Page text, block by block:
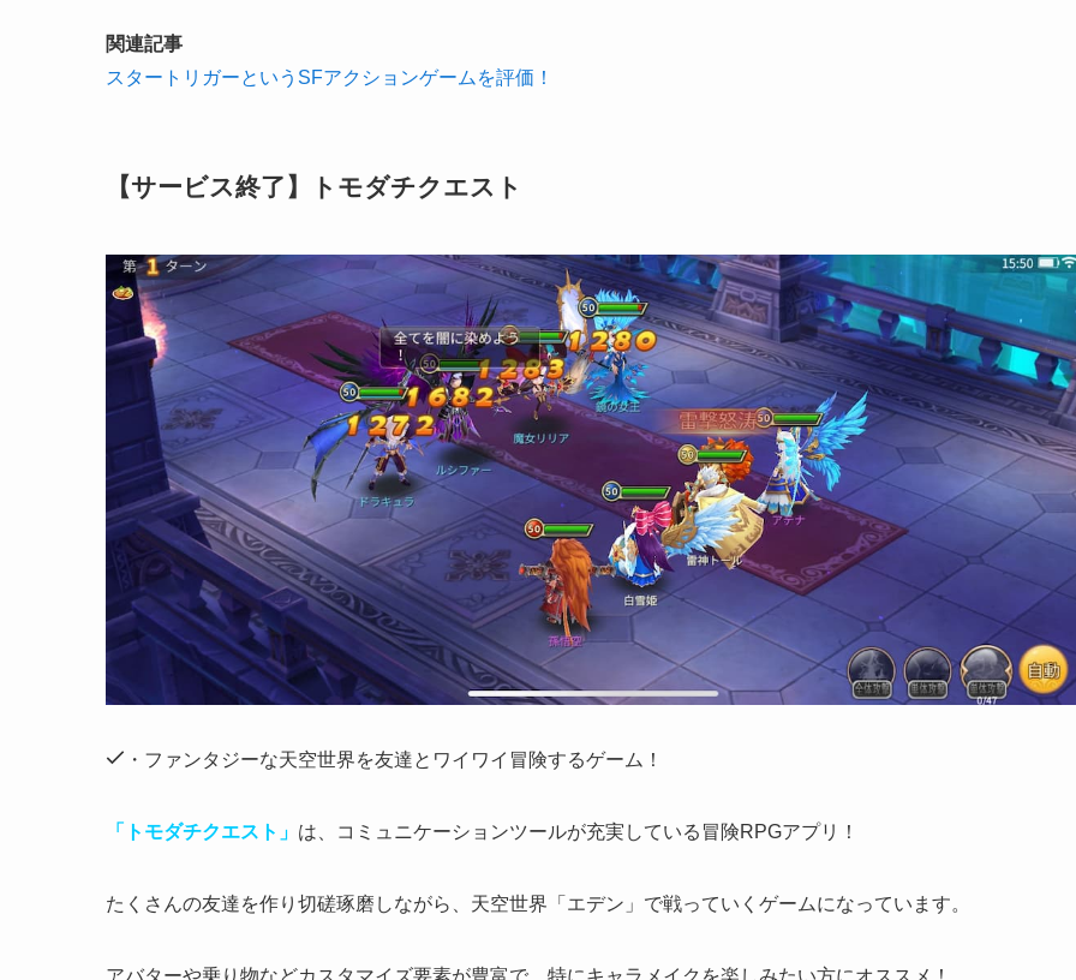
関連記事
スタートリガーというSFアクションゲームを評価！
【サービス終了】トモダチクエスト
・ファンタジーな天空世界を友達とワイワイ冒険するゲーム！
「トモダチクエスト」 は、コミュニケーションツールが充実している冒険RPGアプリ！
たくさんの友達を作り切磋琢磨しながら、天空世界「エデン」で戦っていくゲームになっています。
アバターや乗り物などカスタマイズ要素が豊富で、特にキャラメイクを楽しみたい方にオススメ！